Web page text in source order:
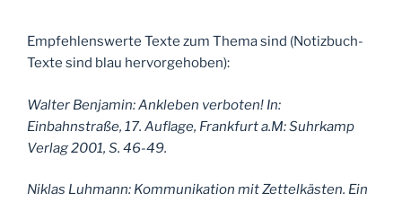
Empfehlenswerte Texte zum Thema sind (Notizbuch-
Texte sind blau hervorgehoben):
Walter Benjamin: Ankleben verboten! In:
Einbahnstraße, 17. Auflage, Frankfurt a.M: Suhrkamp
Verlag 2001, S. 46-49.
Niklas Luhmann: Kommunikation mit Zettelkästen. Ein